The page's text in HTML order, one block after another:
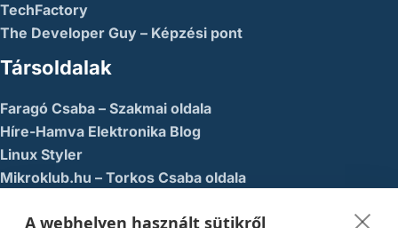
TechFactory
The Developer Guy – Képzési pont
Társoldalak
Faragó Csaba – Szakmai oldala
Híre-Hamva Elektronika Blog
Linux Styler
Mikroklub.hu – Torkos Csaba oldala
A webhelyen használt sütikről